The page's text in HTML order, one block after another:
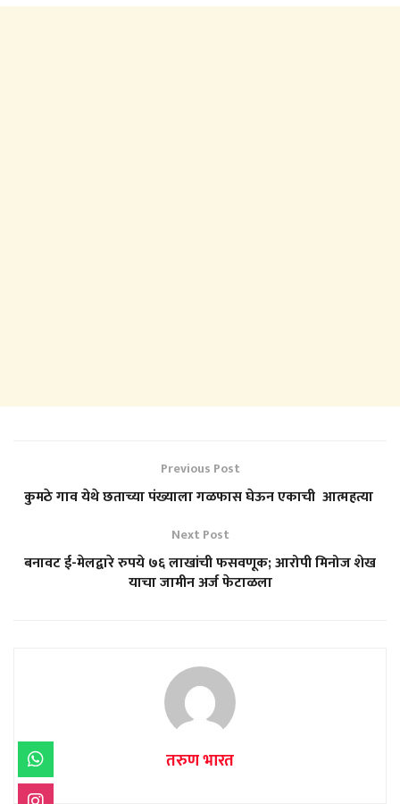
Previous Post
कुमठे गाव येथे छताच्या पंख्याला गळफास घेऊन एकाची आत्महत्या
Next Post
बनावट ई-मेलद्वारे रुपये ७६ लाखांची फसवणूक; आरोपी मिनोज शेख
याचा जामीन अर्ज फेटाळला
तरुण भारत